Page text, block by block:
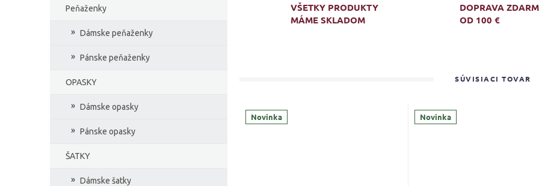
Peňaženky
Dámske peňaženky
Pánske peňaženky
OPASKY
Dámske opasky
Pánske opasky
ŠATKY
Dámske šatky
VŠETKY PRODUKTY
MÁME SKLADOM
DOPRAVA
OD 100 €
SÚVISIACI TOVAR
Novinka Novinka